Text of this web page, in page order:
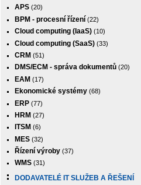
APS (20)
BPM - procesní řízení (22)
Cloud computing (IaaS) (10)
Cloud computing (SaaS) (33)
CRM (51)
DMS/ECM - správa dokumentů (20)
EAM (17)
Ekonomické systémy (68)
ERP (77)
HRM (27)
ITSM (6)
MES (32)
Řízení výroby (37)
WMS (31)
DODAVATELÉ IT SLUŽEB A ŘEŠENÍ